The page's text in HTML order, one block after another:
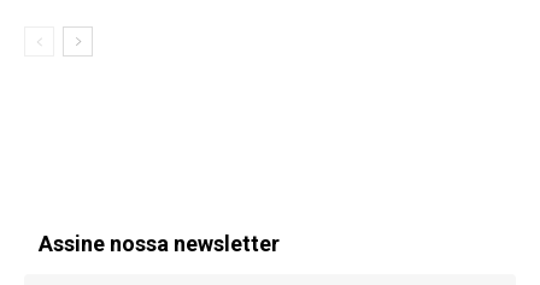
Assine nossa newsletter